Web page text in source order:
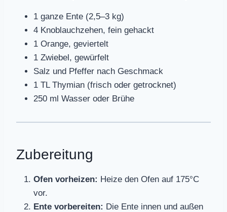
1 ganze Ente (2,5–3 kg)
4 Knoblauchzehen, fein gehackt
1 Orange, geviertelt
1 Zwiebel, gewürfelt
Salz und Pfeffer nach Geschmack
1 TL Thymian (frisch oder getrocknet)
250 ml Wasser oder Brühe
Zubereitung
Ofen vorheizen: Heize den Ofen auf 175°C
vor.
Ente vorbereiten: Die Ente innen und außen